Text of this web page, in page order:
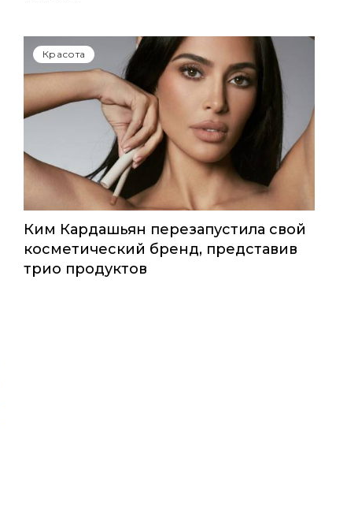
Красота
Ким Кардашьян перезапустила свой
косметический бренд, представив
трио продуктов